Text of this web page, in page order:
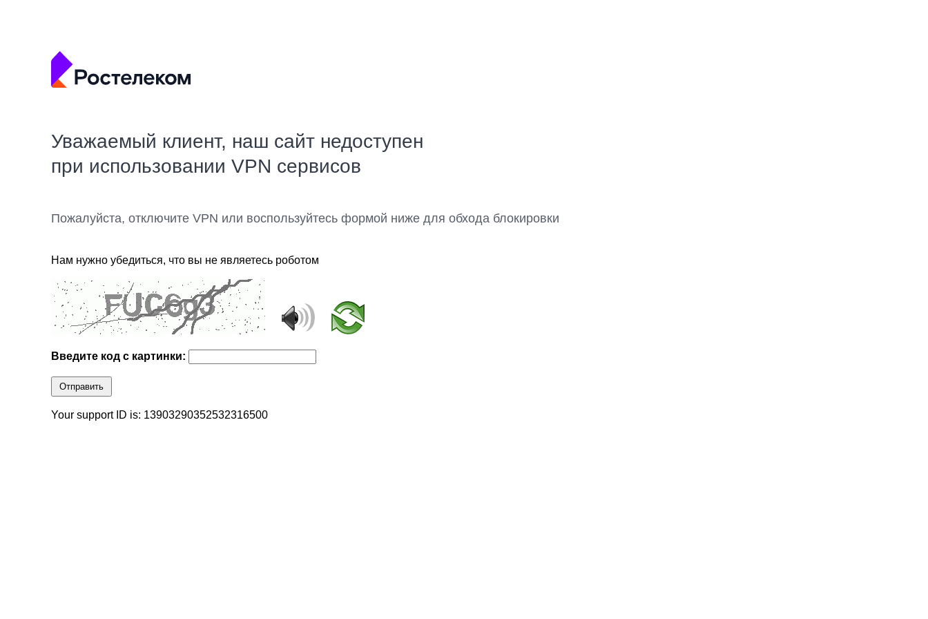
Уважаемый клиент, наш сайт недоступен
при использовании VPN сервисов
Пожалуйста, отключите VPN или воспользуйтесь формой ниже для обхода блокировки
Нам нужно убедиться, что вы не являетесь роботом
Введите код с картинки:
Отправить
Your support ID is: 13903290352532316500